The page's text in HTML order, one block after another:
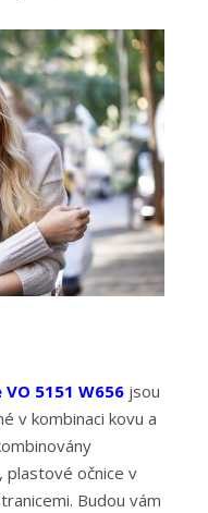
VO 5151 W656 jsou
v kombinaci kovu a
plastové očnice v
Budou vám